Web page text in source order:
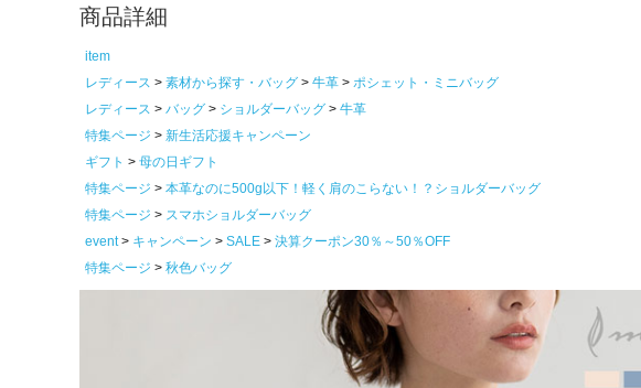
商品詳細
item
レディース
素材から探す・バッグ 牛革
ポシェット・ミニバッグ
レディース
バッグ ショルダーバッグ
牛革
特集ページ
新生活応援キャンペーン
ギフト
母の日ギフト
特集ページ
本革なのに500g以下！軽く肩のこらない！？ショルダーバッグ
特集ページ
スマホショルダーバッグ
event
キャンペーン SALE
決算クーポン30％～50％OFF
特集ページ
秋色バッグ